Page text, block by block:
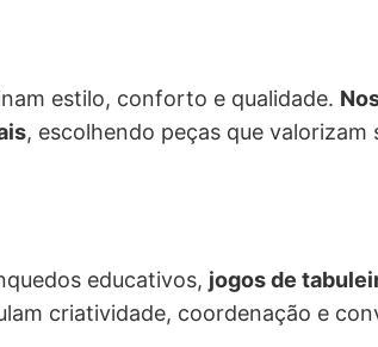
estilo, conforto e qualidade.
, escolhendo peças que
educativos, jogos de
criatividade, coordenação e